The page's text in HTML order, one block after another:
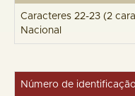
Caracteres 22-23 (2
Nacional
Número de